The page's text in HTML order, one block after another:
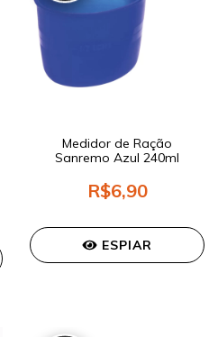
Medidor de Ração
Sanremo Azul 240ml
R$6,90
ESPIAR